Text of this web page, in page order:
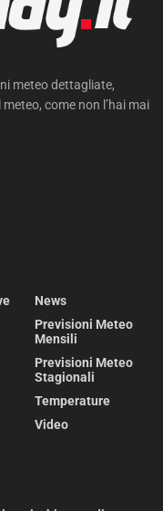
meteo dettagliate,
come non l’hai mai
News
Previsioni Meteo
Mensili
Previsioni Meteo
Stagionali
Temperature
Video